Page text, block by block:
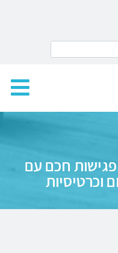
פגישות חכם עם
וכרטיסיות